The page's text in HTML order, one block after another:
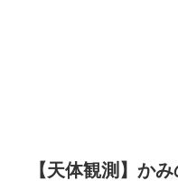
【天体観測】か